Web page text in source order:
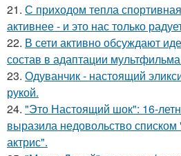
21. С приходом тепла
активнее - и это нас только
22. В сети активно обсуждают
состав в адаптации
23. Одуванчик - настоящий
рукой.
24. "Это Настоящий шок": 16-
выразила недовольство
актрис".